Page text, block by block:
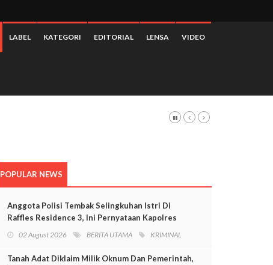
LABEL KATEGORI EDITORIAL LENSA VIDEO
POPULAR NEWS
Anggota Polisi Tembak Selingkuhan Istri Di
Raffles Residence 3, Ini Pernyataan Kapolres
02 August 2026 BERITA UTAMA KRIMINAL
Tanah Adat Diklaim Milik Oknum Dan Pemerintah,